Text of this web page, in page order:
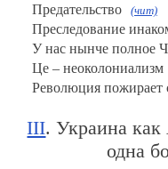
Предательство (чит)
Преследование
У нас нынче полное
Це – неоколониализм
Революция пожирает
III. Украина
одна